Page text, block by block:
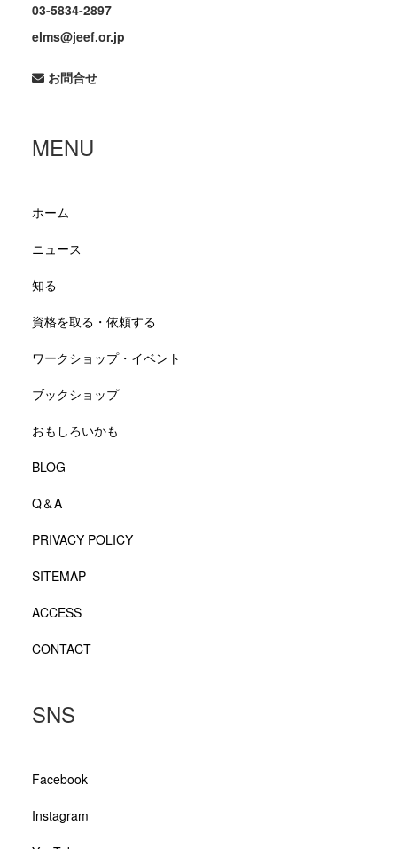
03-5834-2897
elms@jeef.or.jp
お問合せ
MENU
ホーム
ニュース
知る
資格を取る・依頼する
ワークショップ・イベント
ブックショップ
おもしろいかも
BLOG
Q＆A
PRIVACY POLICY
SITEMAP
ACCESS
CONTACT
SNS
Facebook
Instagram